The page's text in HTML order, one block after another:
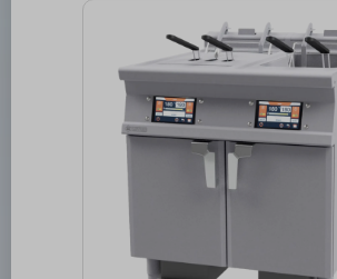
Dotykové Velikost displeje: 9"
R452a Počet GN / EN
Velikost GN / EN zař